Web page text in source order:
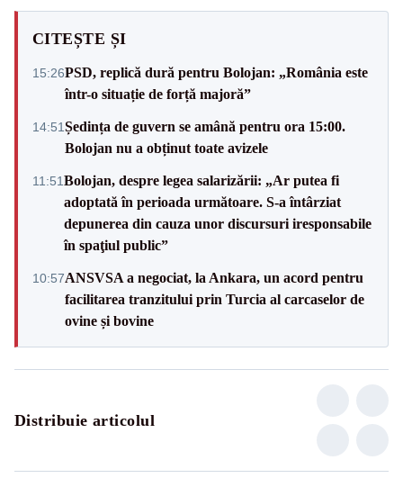
CITEȘTE ȘI
15:26PSD, replică dură pentru Bolojan: „România este
într-o situație de forță majoră”
14:51Ședința de guvern se amână pentru ora 15:00.
Bolojan nu a obținut toate avizele
11:51Bolojan, despre legea salarizării: „Ar putea fi
adoptată în perioada următoare. S-a întârziat
depunerea din cauza unor discursuri iresponsabile
în spaţiul public”
10:57ANSVSA a negociat, la Ankara, un acord pentru
facilitarea tranzitului prin Turcia al carcaselor de
ovine și bovine
Distribuie articolul